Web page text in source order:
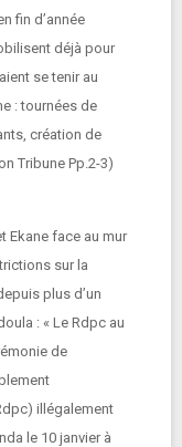
fin d’année
déjà pour
se tenir au
: tournées de
création de
Tribune Pp.2-3)
Ekane face au mur
sur la
plus d’un
: « Le Rdpc au
de
illégalement
le 10 janvier à